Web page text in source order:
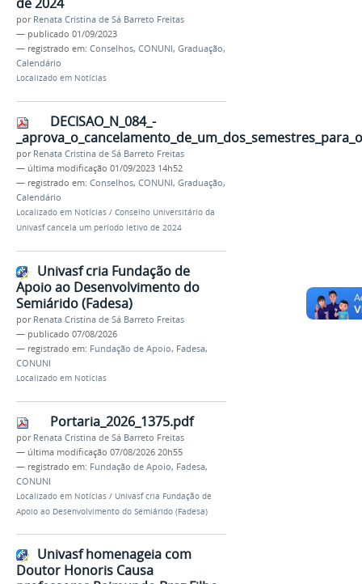
por Renata Cristina de Sá Barreto Freitas
— publicado 01/09/2023
— registrado em: Conselhos, CONUNI, Graduação,
Calendário
Localizado em Notícias
DECISAO_N_084_-
por Renata Cristina de Sá Barreto Freitas
— última modificação 01/09/2023 14h52
— registrado em: Conselhos, CONUNI, Graduação,
Calendário
Localizado em Notícias / Conselho Universitário da
Univasf cancela um período letivo de 2024
Univasf cria Fundação de
Apoio ao Desenvolvimento do
Semiárido (Fadesa)
por Renata Cristina de Sá Barreto Freitas
— publicado 07/08/2026
— registrado em: Fundação de Apoio, Fadesa,
CONUNI
Localizado em Notícias
Portaria_2026_1375.pdf
por Renata Cristina de Sá Barreto Freitas
— última modificação 07/08/2026 20h55
— registrado em: Fundação de Apoio, Fadesa,
CONUNI
Localizado em Notícias / Univasf cria Fundação de
Apoio ao Desenvolvimento do Semiárido (Fadesa)
Univasf homenageia com
Doutor Honoris Causa